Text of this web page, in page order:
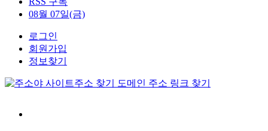
08월 07일(금)
로그인
회원가입
정보찾기